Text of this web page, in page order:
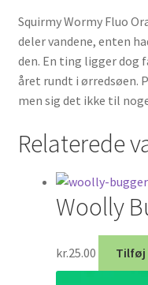
Squirmy Wormy Fluo
deler vandene, enten
den. En ting ligger dog
året rundt i ørredsøen.
men sig det ikke til
Relaterede
Woolly
kr.25.00 Tilføj